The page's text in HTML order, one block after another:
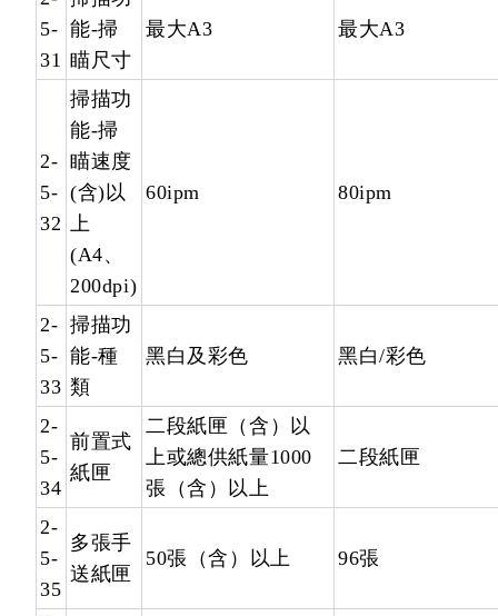
5-
31
能-掃
瞄尺寸
最大A3 最大A3
2-
5-
32
掃描功
能-掃
瞄速度
(含)以
上
(A4、
200dpi)
60ipm 80ipm
2-
5-
33
掃描功
能-種
類
黑白及彩色 黑白/彩色
2-
5-
34
前置式
紙匣
二段紙匣（含）以
上或總供紙量1000
張（含）以上
二段紙匣
2-
5-
35
多張手
送紙匣
50張（含）以上 96張